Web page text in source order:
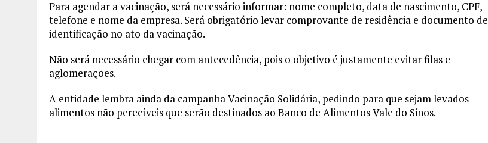
Para agendar a vacinação, será necessário informar: nome completo, data de nascimento, CPF,
telefone e nome da empresa. Será obrigatório levar comprovante de residência e documento de
identificação no ato da vacinação.
Não será necessário chegar com antecedência, pois o objetivo é justamente evitar filas e
aglomerações.
A entidade lembra ainda da campanha Vacinação Solidária, pedindo para que sejam levados
alimentos não perecíveis que serão destinados ao Banco de Alimentos Vale do Sinos.